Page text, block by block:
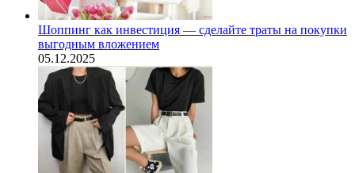
Шоппинг как инвестиция — сделайте траты на покупки
выгодным вложением
05.12.2025